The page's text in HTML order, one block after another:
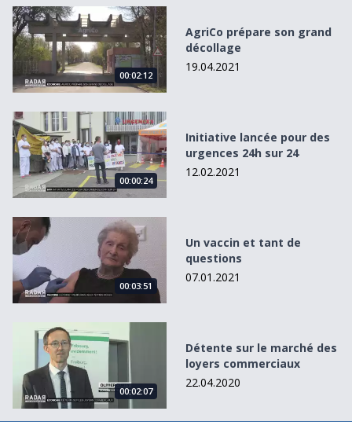
AgriCo prépare son grand décollage
00:02:12
AgriCo prépare son grand
décollage
19.04.2021
Initiative lancée pour des urgences 24h sur 24
00:00:24
Initiative lancée pour des
urgences 24h sur 24
12.02.2021
Un vaccin et tant de questions
00:03:51
Un vaccin et tant de
questions
07.01.2021
Détente sur le marché des loyers commerciaux
00:02:07
Détente sur le marché des
loyers commerciaux
22.04.2020